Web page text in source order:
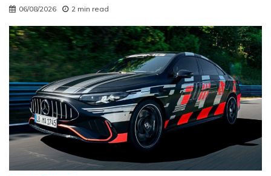
06/08/2026 2 min read